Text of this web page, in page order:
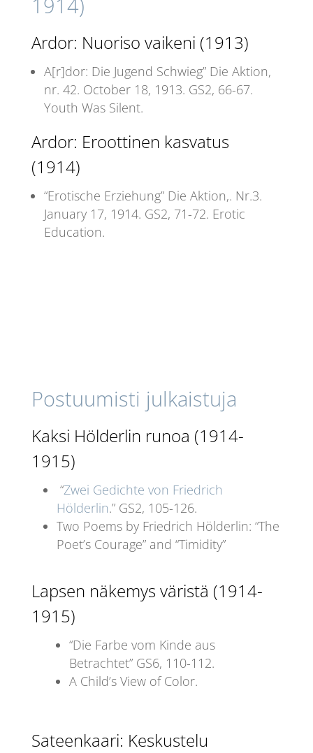
1914)
Ardor: Nuoriso vaikeni (1913)
A[r]dor: Die Jugend Schwieg” Die Aktion,
nr. 42. October 18, 1913. GS2, 66-67.
Youth Was Silent.
Ardor: Eroottinen kasvatus
(1914)
“Erotische Erziehung” Die Aktion,. Nr.3.
January 17, 1914. GS2, 71-72. Erotic
Education.
Postuumisti julkaistuja
Kaksi Hölderlin runoa (1914-
1915)
“Zwei Gedichte von Friedrich
Hölderlin.” GS2, 105-126.
Two Poems by Friedrich Hölderlin: “The
Poet’s Courage” and “Timidity”
Lapsen näkemys väristä (1914-
1915)
“Die Farbe vom Kinde aus
Betrachtet” GS6, 110-112.
A Child’s View of Color.
Sateenkaari: Keskustelu